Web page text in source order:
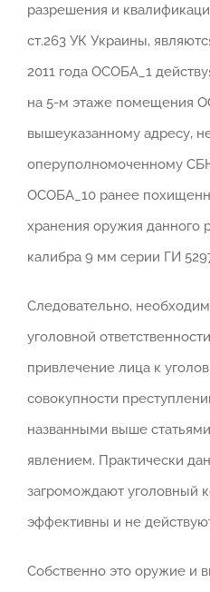
разрешения и
ст.263 УК Украины,
2011 года ОСОБА_1
на 5-м этаже помещения
вышеуказанному адресу,
оперуполномоченному
ОСОБА_10 ранее
хранения оружия данного
калибра 9 мм серии ГИ
Следовательно,
уголовной
привлечение лица к
совокупности
названными выше
явлением. Практически
загромождают уголовный
эффективны и не
Собственно это оружие и